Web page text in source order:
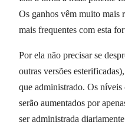
Os ganhos vêm muito mais
mais frequentes com esta
Por ela não precisar se
outras versões
que administrado. Os níveis
serão aumentados por
ser administrada